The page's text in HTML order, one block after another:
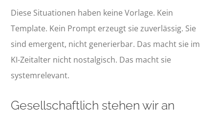
Diese Situationen haben keine Vorlage. Kein
Template. Kein Prompt erzeugt sie zuverlässig. Sie
sind emergent, nicht generierbar. Das macht sie im
KI-Zeitalter nicht nostalgisch. Das macht sie
systemrelevant.
Gesellschaftlich stehen wir an